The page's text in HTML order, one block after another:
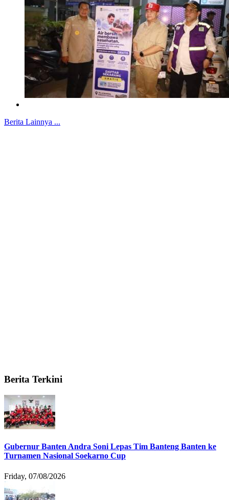
Berita Lainnya ...
Berita Terkini
Gubernur Banten Andra Soni Lepas Tim Banteng Banten ke
Turnamen Nasional Soekarno Cup
Friday, 07/08/2026